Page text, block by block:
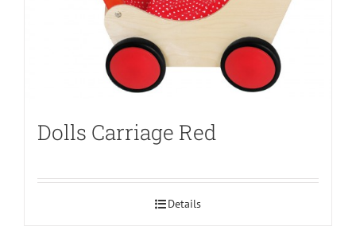
Dolls Carriage Red
Details